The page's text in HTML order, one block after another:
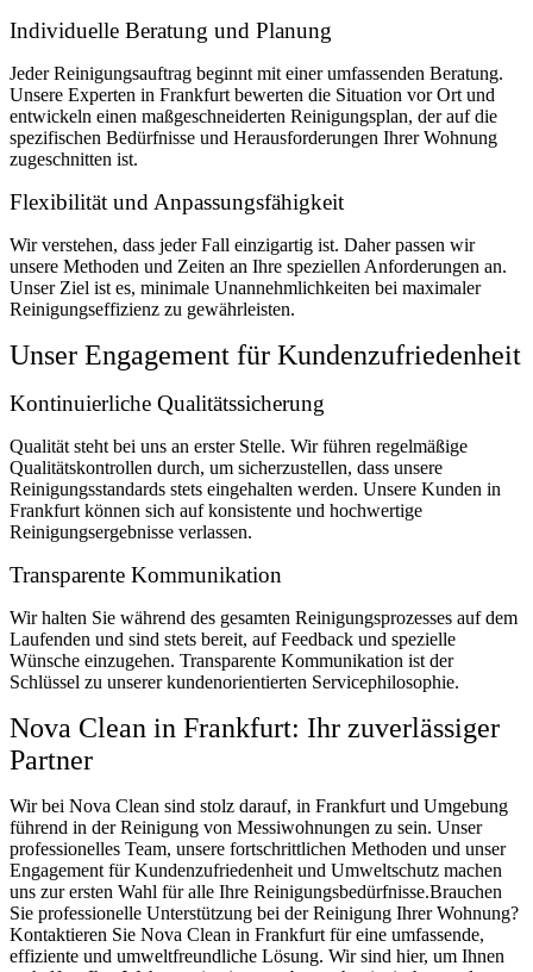
Individuelle Beratung und Planung
Jeder Reinigungsauftrag beginnt mit einer umfassenden Beratung.
Unsere Experten in Frankfurt bewerten die Situation vor Ort und
entwickeln einen maßgeschneiderten Reinigungsplan, der auf die
spezifischen Bedürfnisse und Herausforderungen Ihrer Wohnung
zugeschnitten ist.
Flexibilität und Anpassungsfähigkeit
Wir verstehen, dass jeder Fall einzigartig ist. Daher passen wir
unsere Methoden und Zeiten an Ihre speziellen Anforderungen an.
Unser Ziel ist es, minimale Unannehmlichkeiten bei maximaler
Reinigungseffizienz zu gewährleisten.
Unser Engagement für Kundenzufriedenheit
Kontinuierliche Qualitätssicherung
Qualität steht bei uns an erster Stelle. Wir führen regelmäßige
Qualitätskontrollen durch, um sicherzustellen, dass unsere
Reinigungsstandards stets eingehalten werden. Unsere Kunden in
Frankfurt können sich auf konsistente und hochwertige
Reinigungsergebnisse verlassen.
Transparente Kommunikation
Wir halten Sie während des gesamten Reinigungsprozesses auf dem
Laufenden und sind stets bereit, auf Feedback und spezielle
Wünsche einzugehen. Transparente Kommunikation ist der
Schlüssel zu unserer kundenorientierten Servicephilosophie.
Nova Clean in Frankfurt: Ihr zuverlässiger
Partner
Wir bei Nova Clean sind stolz darauf, in Frankfurt und Umgebung
führend in der Reinigung von Messiwohnungen zu sein. Unser
professionelles Team, unsere fortschrittlichen Methoden und unser
Engagement für Kundenzufriedenheit und Umweltschutz machen
uns zur ersten Wahl für alle Ihre Reinigungsbedürfnisse.Brauchen
Sie professionelle Unterstützung bei der Reinigung Ihrer Wohnung?
Kontaktieren Sie Nova Clean in Frankfurt für eine umfassende,
effiziente und umweltfreundliche Lösung. Wir sind hier, um Ihnen